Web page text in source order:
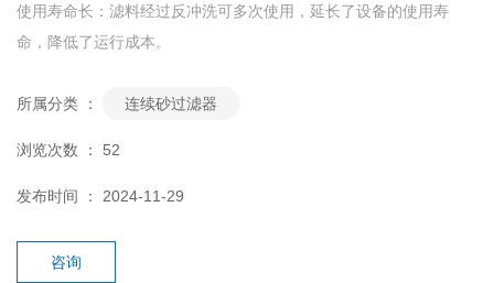
使用寿命长：滤料经过反冲洗可多次使用，延长了设备的使用寿
命，降低了运行成本。
所属分类 ： 连续砂过滤器
浏览次数 ： 52
发布时间 ： 2024-11-29
咨询